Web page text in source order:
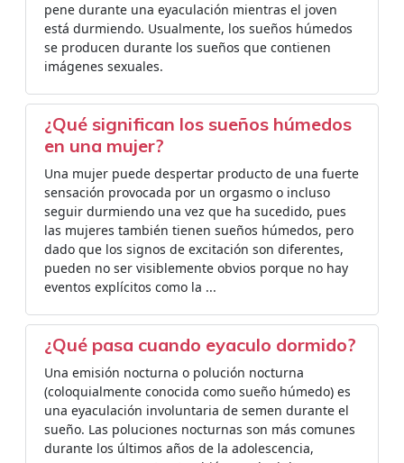
pene durante una eyaculación mientras el joven
está durmiendo. Usualmente, los sueños húmedos
se producen durante los sueños que contienen
imágenes sexuales.
¿Qué significan los sueños húmedos
en una mujer?
Una mujer puede despertar producto de una fuerte
sensación provocada por un orgasmo o incluso
seguir durmiendo una vez que ha sucedido, pues
las mujeres también tienen sueños húmedos, pero
dado que los signos de excitación son diferentes,
pueden no ser visiblemente obvios porque no hay
eventos explícitos como la ...
¿Qué pasa cuando eyaculo dormido?
Una emisión nocturna o polución nocturna
(coloquialmente conocida como sueño húmedo) es
una eyaculación involuntaria de semen durante el
sueño. Las poluciones nocturnas son más comunes
durante los últimos años de la adolescencia,